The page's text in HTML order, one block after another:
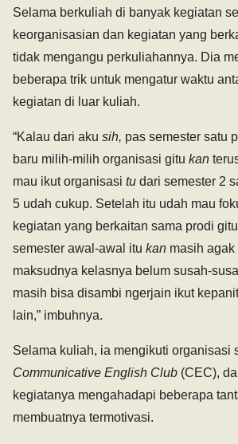
Selama berkuliah di banyak kegiatan
keorganisasian dan kegiatan yang
tidak mengangu perkuliahannya. Dia
beberapa trik untuk mengatur waktu
kegiatan di luar kuliah.
“Kalau dari aku sih, pas semester satu
baru milih-milih organisasi gitu kan
mau ikut organisasi tu dari semester 2
5 udah cukup. Setelah itu udah mau
kegiatan yang berkaitan sama prodi gitu
semester awal-awal itu kan masih
maksudnya kelasnya belum susah-
masih bisa disambi ngerjain ikut
lain,” imbuhnya.
Selama kuliah, ia mengikuti organisasi
Communicative English Club (CEC),
kegiatanya mengahadapi beberapa
membuatnya termotivasi.